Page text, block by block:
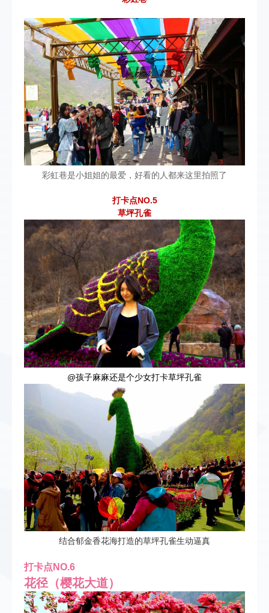
彩虹巷是小姐姐的最爱，好看的人都来这里拍照了
打卡点NO.5
草坪孔雀
@孩子麻麻还是个少女打卡草坪孔雀
结合郁金香花海打造的草坪孔雀生动逼真
打卡点NO.6
花径（樱花大道）